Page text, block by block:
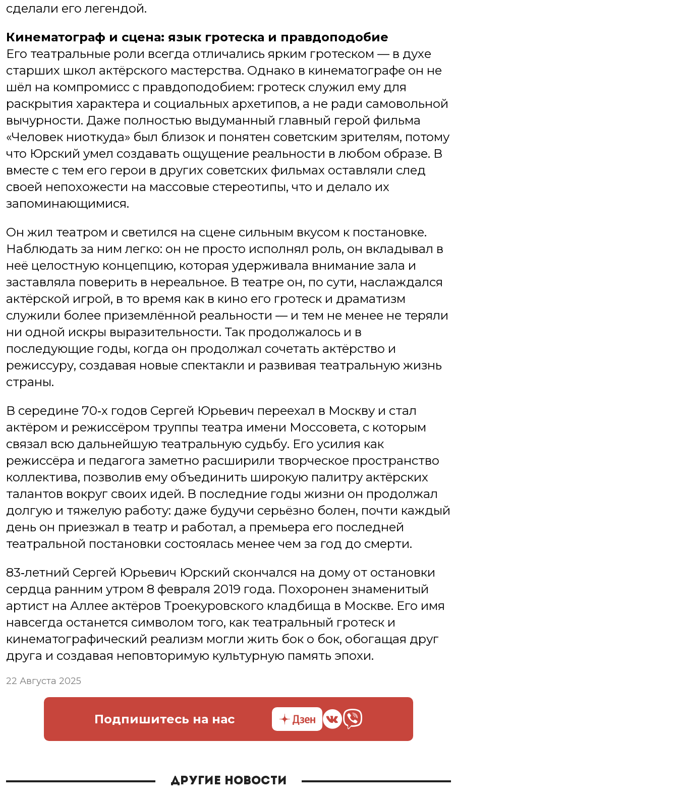
сделали его легендой.
Кинематограф и сцена: язык гротеска и правдоподобие
Его театральные роли всегда отличались ярким гротеском — в духе
старших школ актёрского мастерства. Однако в кинематографе он не
шёл на компромисс с правдоподобием: гротеск служил ему для
раскрытия характера и социальных архетипов, а не ради самовольной
вычурности. Даже полностью выдуманный главный герой фильма
«Человек ниоткуда» был близок и понятен советским зрителям, потому
что Юрский умел создавать ощущение реальности в любом образе. В
вместе с тем его герои в других советских фильмах оставляли след
своей непохожести на массовые стереотипы, что и делало их
запоминающимися.
Он жил театром и светился на сцене сильным вкусом к постановке.
Наблюдать за ним легко: он не просто исполнял роль, он вкладывал в
неё целостную концепцию, которая удерживала внимание зала и
заставляла поверить в нереальное. В театре он, по сути, наслаждался
актёрской игрой, в то время как в кино его гротеск и драматизм
служили более приземлённой реальности — и тем не менее не теряли
ни одной искры выразительности. Так продолжалось и в
последующие годы, когда он продолжал сочетать актёрство и
режиссуру, создавая новые спектакли и развивая театральную жизнь
страны.
В середине 70‑х годов Сергей Юрьевич переехал в Москву и стал
актёром и режиссёром труппы театра имени Моссовета, с которым
связал всю дальнейшую театральную судьбу. Его усилия как
режиссёра и педагога заметно расширили творческое пространство
коллектива, позволив ему объединить широкую палитру актёрских
талантов вокруг своих идей. В последние годы жизни он продолжал
долгую и тяжелую работу: даже будучи серьёзно болен, почти каждый
день он приезжал в театр и работал, а премьера его последней
театральной постановки состоялась менее чем за год до смерти.
83‑летний Сергей Юрьевич Юрский скончался на дому от остановки
сердца ранним утром 8 февраля 2019 года. Похоронен знаменитый
артист на Аллее актёров Троекуровского кладбища в Москве. Его имя
навсегда останется символом того, как театральный гротеск и
кинематографический реализм могли жить бок о бок, обогащая друг
друга и создавая неповторимую культурную память эпохи.
22 Августа 2025
Подпишитесь на нас
Другие новости